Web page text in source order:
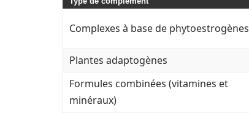
Complexes à base de phytoestrogènes
Plantes adaptogènes
Formules combinées (vitamines et
minéraux)